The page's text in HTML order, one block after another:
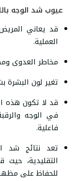
عيوب شد الوجه
قد يعاني
العملية.
مخاطر العدوى
تغير لون
قد لا تكون هذه
في الوجه
فاعلية.
تعد نتائج شد
التقليدية، حيث
للحفاظ على